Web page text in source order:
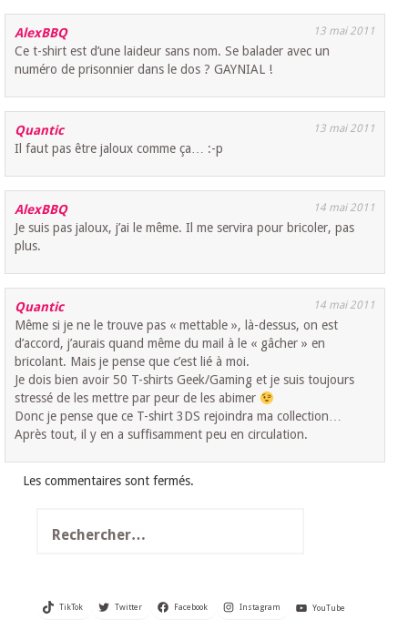
AlexBBQ 13 mai 2011
Ce t-shirt est d’une laideur sans nom. Se balader avec un
numéro de prisonnier dans le dos ? GAYNIAL !
Quantic 13 mai 2011
Il faut pas être jaloux comme ça… :-p
AlexBBQ 14 mai 2011
Je suis pas jaloux, j’ai le même. Il me servira pour bricoler, pas
plus.
Quantic 14 mai 2011
Même si je ne le trouve pas « mettable », là-dessus, on est
d’accord, j’aurais quand même du mail à le « gâcher » en
bricolant. Mais je pense que c’est lié à moi.
Je dois bien avoir 50 T-shirts Geek/Gaming et je suis toujours
stressé de les mettre par peur de les abimer
Donc je pense que ce T-shirt 3DS rejoindra ma collection…
Après tout, il y en a suffisamment peu en circulation.
Les commentaires sont fermés.
TikTok Twitter Facebook Instagram YouTube